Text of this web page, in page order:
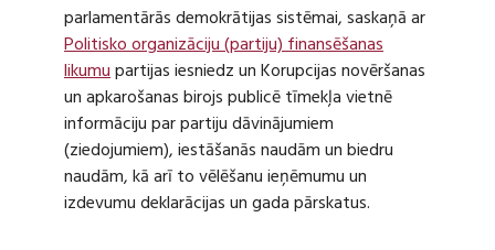
parlamentārās demokrātijas sistēmai, saskaņā ar
Politisko organizāciju (partiju) finansēšanas
likumupartijas iesniedz un Korupcijas novēršanas
un apkarošanas birojs publicē tīmekļa vietnē
informāciju par partiju dāvinājumiem
(ziedojumiem), iestāšanās naudām un biedru
naudām, kā arī to vēlēšanu ieņēmumu un
izdevumu deklarācijas un gada pārskatus.